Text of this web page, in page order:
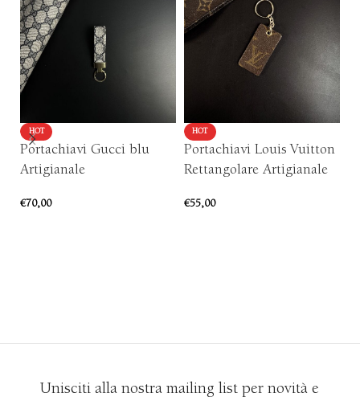
HOT
Portachiavi Gucci blu
Artigianale
€70,00
HOT
Portachiavi Louis Vuitton
Rettangolare Artigianale
€55,00
Unisciti alla nostra mailing list per novità e